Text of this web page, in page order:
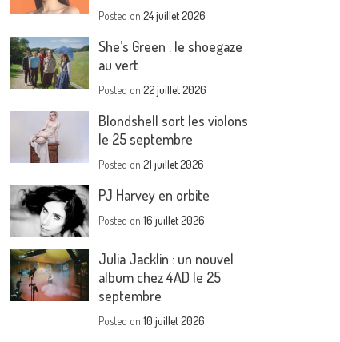
Posted on24 juillet 2026
She’s Green : le shoegaze
au vert
Posted on22 juillet 2026
Blondshell sort les violons
le 25 septembre
Posted on21 juillet 2026
PJ Harvey en orbite
Posted on16 juillet 2026
Julia Jacklin : un nouvel
album chez 4AD le 25
septembre
Posted on10 juillet 2026